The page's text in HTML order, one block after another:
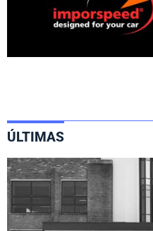
ÚLTIMAS